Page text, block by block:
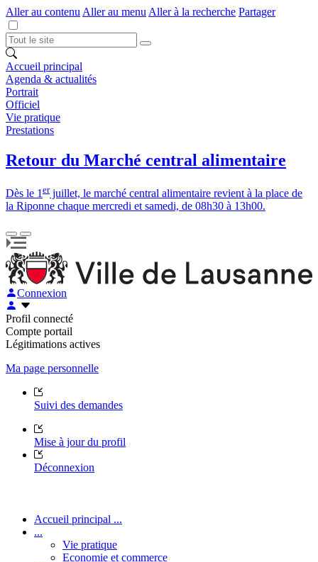
Aller au contenu Aller au menu Aller à la recherche Partager
Accueil principal
Agenda & actualités
Portrait
Officiel
Vie pratique
Prestations
Retour du Marché central alimentaire
Dès le 1 erjuillet, le marché central alimentaire revient à la place de
la Riponne chaque mercredi et samedi, de 08h30 à 13h00.
Connexion
Profil connecté
Compte portail
Légitimations actives
Ma page personnelle
Suivi des demandes
Mise à jour du profil
Déconnexion
Accueil principal ...
...
Vie pratique
Economie et commerce